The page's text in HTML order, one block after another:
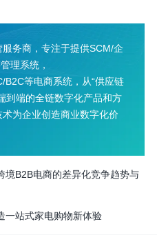
务商，专注于提供SCM/企
理系统，
B2C等电商系统，从“供应链
端的全链数字化产品和方
为企业创造商业数字化价
境B2B电商的差异化竞争趋势与
一站式家电购物新体验